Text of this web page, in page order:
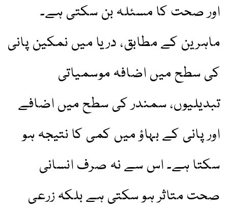
اور صحت کا مسئلہ بن سکتی ہے۔
ماہرین کے مطابق، دریا میں نمکین پانی
کی سطح میں اضافہ موسمیاتی
تبدیلیوں، سمندر کی سطح میں اضافے
اور پانی کے بہاؤ میں کمی کا نتیجہ ہو
سکتا ہے۔ اس سے نہ صرف انسانی
صحت متاثر ہو سکتی ہے بلکہ زرعی